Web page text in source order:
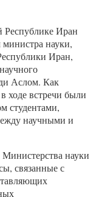
Иран
министра науки,
Иран,
Аслом. Как
ходе встречи были
студентами,
научными и
науки
связанные с